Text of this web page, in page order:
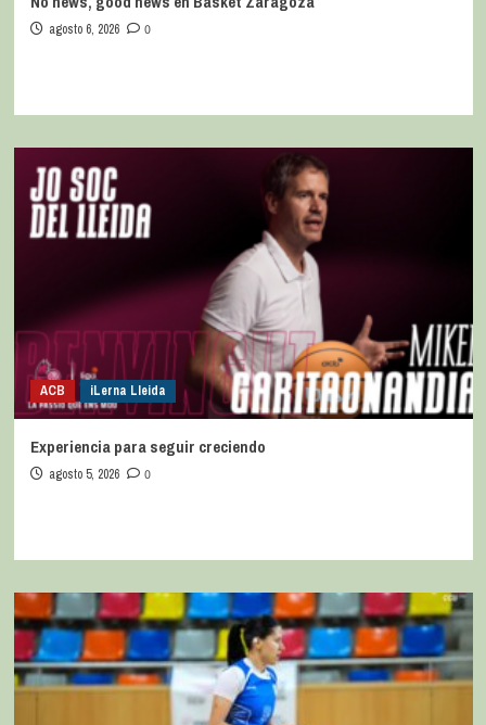
agosto 6, 2026 0
ACB iLerna Lleida
Experiencia para seguir creciendo
agosto 5, 2026 0